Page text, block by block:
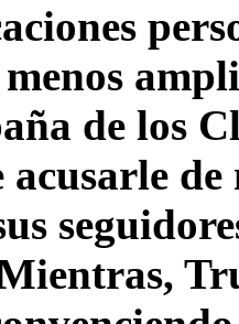
de los